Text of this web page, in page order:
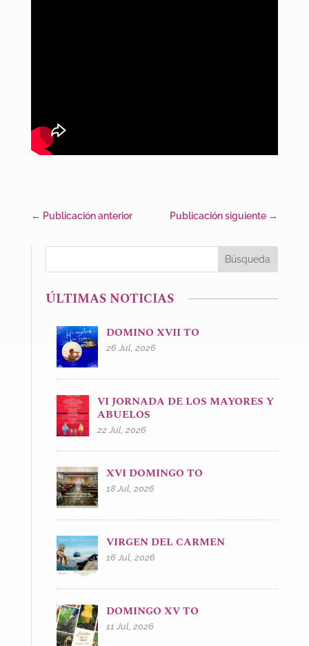
← Publicación anterior Publicación siguiente →
ÚLTIMAS NOTICIAS
DOMINO XVII TO
26 Jul, 2026
VI JORNADA DE LOS MAYORES Y
ABUELOS
22 Jul, 2026
XVI DOMINGO TO
18 Jul, 2026
VIRGEN DEL CARMEN
16 Jul, 2026
DOMINGO XV TO
11 Jul, 2026